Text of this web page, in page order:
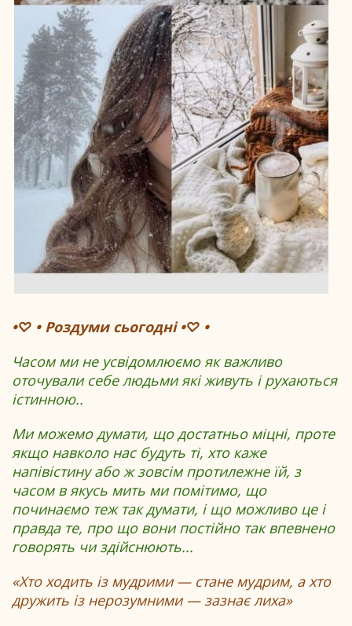
•♡ • Роздуми сьогодні •♡ •
Часом ми не усвідомлюємо як важливо
оточували себе людьми які живуть і рухаються
істинною..
Ми можемо думати, що достатньо міцні, проте
якщо навколо нас будуть ті, хто каже
напівістину або ж зовсім протилежне їй, з
часом в якусь мить ми помітимо, що
починаємо теж так думати, і що можливо це і
правда те, про що вони постійно так впевнено
говорять чи здійснюють...
«Хто ходить із мудрими — стане мудрим, а хто
дружить із нерозумними — зазнає лиха»